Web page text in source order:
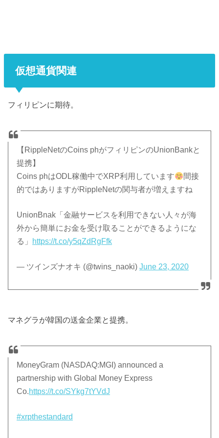
仮想通貨関連
フィリピンに期待。
【RippleNetのCoins phがフィリピンのUnionBankと
提携】
Coins phはODL稼働中でXRP利用しています
間接
的ではありますがRippleNetの関与者が増えますね
UnionBnak「金融サービスを利用できない人々が海
外から簡単にお金を受け取ることができるようにな
る」
https://t.co/y5qZdRgFfk
— ツインズナオキ (@twins_naoki)June 23, 2020
マネグラが韓国の送金企業と提携。
MoneyGram (NASDAQ:MGI) announced a
partnership with Global Money Express
Co.https://t.co/SYkg7tYVdJ
#xrpthestandard